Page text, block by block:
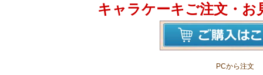
キャラケーキご注文・お
PCから注文